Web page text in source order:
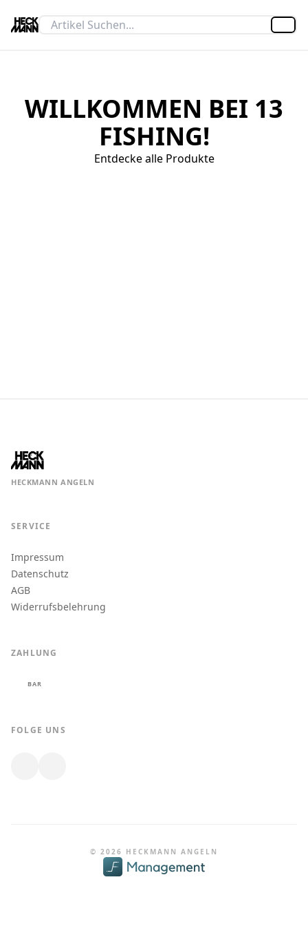
WILLKOMMEN BEI 13
FISHING!
Entdecke alle Produkte
HECKMANN ANGELN
SERVICE
Impressum
Datenschutz
AGB
Widerrufsbelehrung
ZAHLUNG
BAR
FOLGE UNS
© 2026 HECKMANN ANGELN